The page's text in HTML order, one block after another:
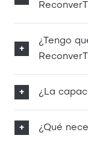
¿Tengo
¿La
¿Qué